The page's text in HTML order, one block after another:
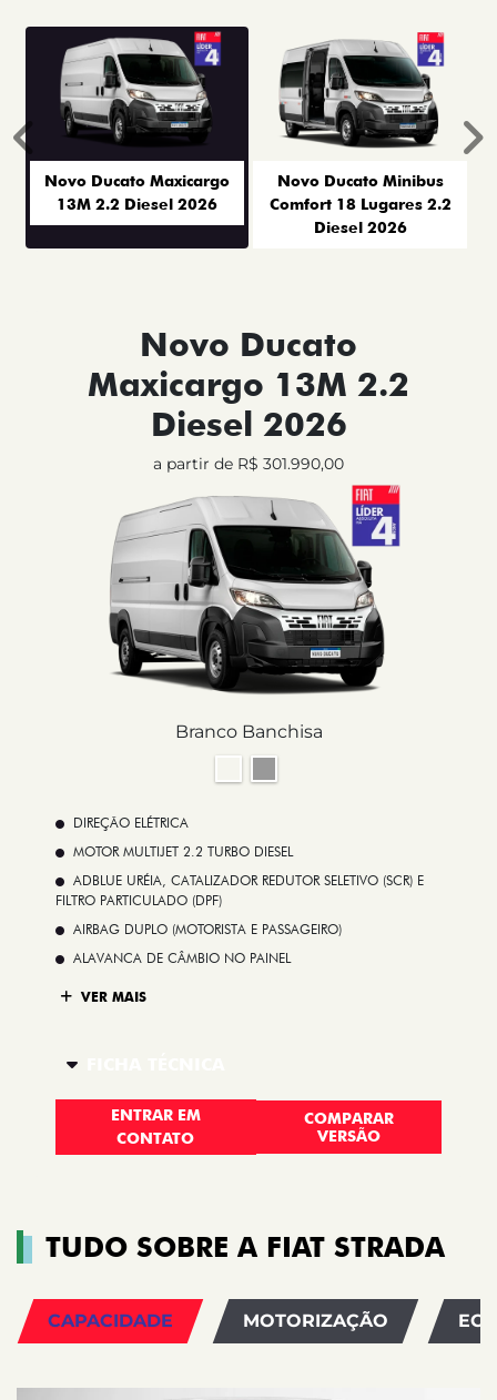
Novo Ducato Maxicargo
13M 2.2 Diesel 2026
Novo Ducato Minibus
Comfort 18 Lugares 2.2
Diesel 2026
Anterior
Novo Ducato
Maxicargo 13M 2.2
Diesel 2026
a partir de R$ 301.990,00
Branco Banchisa
DIREÇÃO ELÉTRICA
MOTOR MULTIJET 2.2 TURBO DIESEL
ADBLUE URÉIA, CATALIZADOR REDUTOR SELETIVO (SCR) E
FILTRO PARTICULADO (DPF)
AIRBAG DUPLO (MOTORISTA E PASSAGEIRO)
ALAVANCA DE CÂMBIO NO PAINEL
VER MAIS
ENTRAR EM
CONTATO
COMPARAR
VERSÃO
TUDO SOBRE A FIAT STRADA
CAPACIDADE MOTORIZAÇÃO